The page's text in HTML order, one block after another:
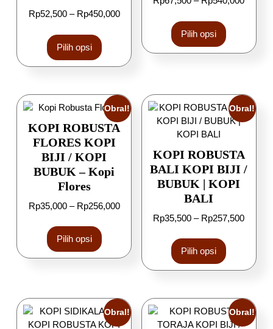
Rp52,500 – Rp450,000
Pilih opsi
Pilih opsi
Obral!
KOPI ROBUSTA
FLORES KOPI
BIJI / KOPI
BUBUK – Kopi
Flores
Rp35,000 – Rp256,000
Pilih opsi
Obral!
KOPI ROBUSTA
BALI KOPI BIJI /
BUBUK | KOPI
BALI
Rp35,500 – Rp257,500
Pilih opsi
Obral! Obral!